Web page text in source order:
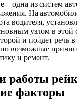
– одна из систем
На
водителя,
узлом в этой
и пойдет речь в
возможные
и ремонт.
работы
факторы